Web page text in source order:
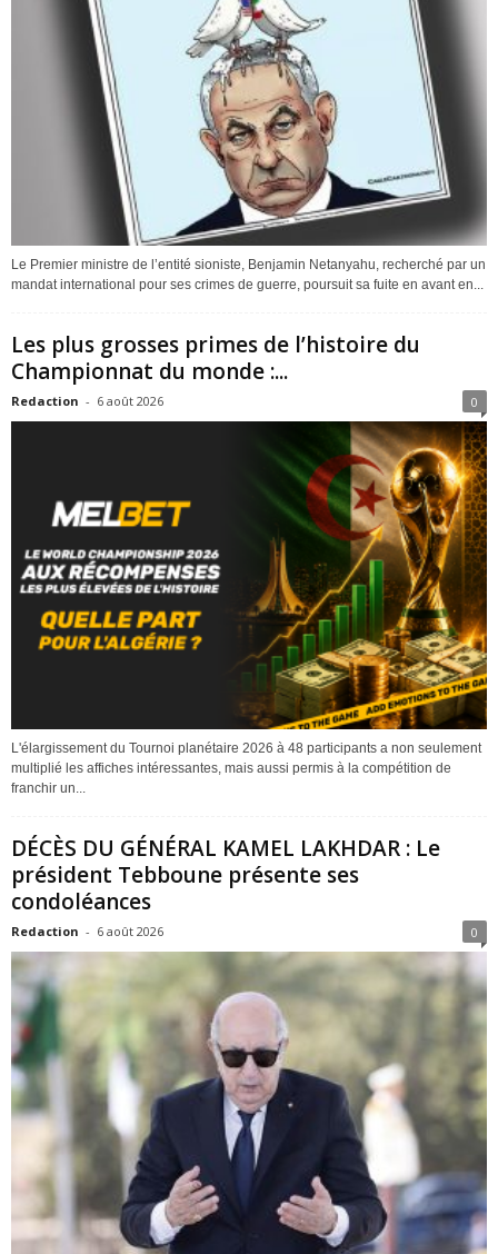
Le Premier ministre de l’entité sioniste, Benjamin Netanyahu, recherché par un
mandat international pour ses crimes de guerre, poursuit sa fuite en avant en...
Les plus grosses primes de l’histoire du
Championnat du monde :...
Redaction - 6 août 2026 0
L'élargissement du Tournoi planétaire 2026 à 48 participants a non seulement
multiplié les affiches intéressantes, mais aussi permis à la compétition de
franchir un...
DÉCÈS DU GÉNÉRAL KAMEL LAKHDAR : Le
président Tebboune présente ses
condoléances
Redaction - 6 août 2026 0